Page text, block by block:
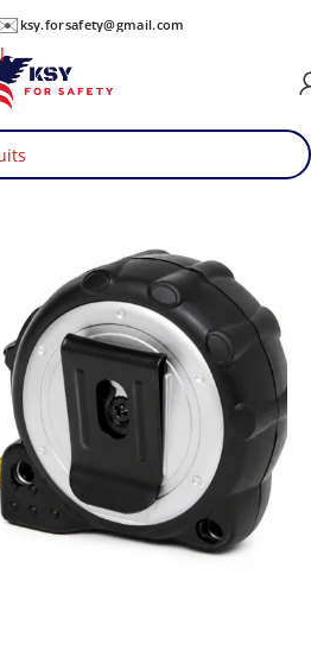
ksy.forsafety@gmail.com